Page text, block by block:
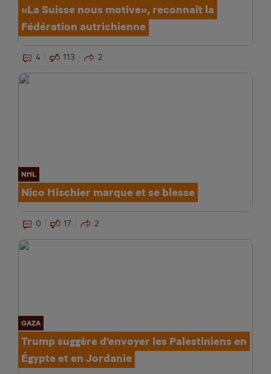
«La Suisse nous motive», reconnaît la
Fédération autrichienne
4 113 2
NHL
Nico Hischier marque et se blesse
0 17 2
GAZA
Trump suggère d'envoyer les Palestiniens en
Égypte et en Jordanie